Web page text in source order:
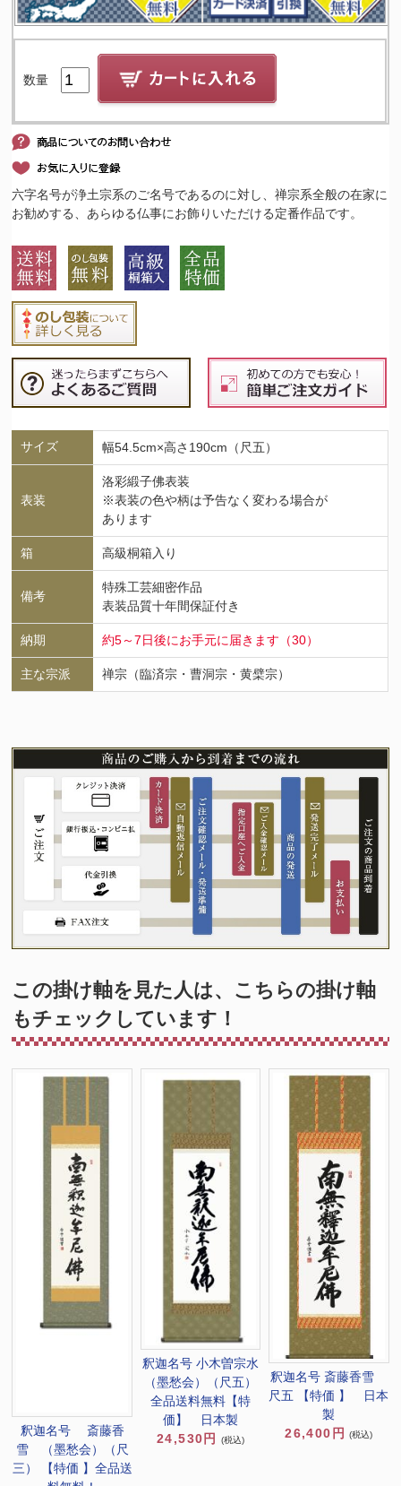
数量
六字名号が浄土宗系のご名号であるのに対し、禅宗系全般の在家に
お勧めする、あらゆる仏事にお飾りいただける定番作品です。
サイズ 幅54.5cm×高さ190cm（尺五）
表装
洛彩緞子佛表装
※表装の色や柄は予告なく変わる場合が
あります
箱 高級桐箱入り
備考
特殊工芸細密作品
表装品質十年間保証付き
納期 約5～7日後にお手元に届きます（30）
主な宗派 禅宗（臨済宗・曹洞宗・黄檗宗）
この掛け軸を見た人は、こちらの掛け軸
もチェックしています！
釈迦名号 斎藤香
雪 （墨愁会）（尺
三） 【特価 】全品送
釈迦名号 小木曽宗水
（墨愁会）（尺五）
全品送料無料【特
価】 日本製
24,530円
(税込)
釈迦名号 斎藤香雪
尺五 【特価 】 日本
製
26,400円
(税込)